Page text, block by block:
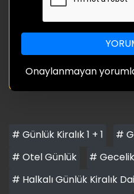
Onaylanmayan
# Günlük Kiralık 1 + 1 #
# Otel Günlük
#
# Halkalı Günlük Kiralık